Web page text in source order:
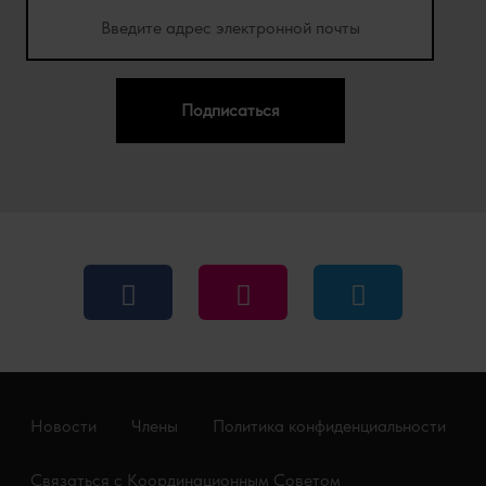
Подписаться
Новости Члены Политика конфиденциальности
Связаться с Координационным Советом